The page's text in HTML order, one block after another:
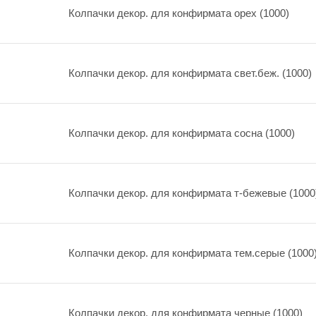
Колпачки декор. для конфирмата орех (1000)
Колпачки декор. для конфирмата свет.беж. (1000)
Колпачки декор. для конфирмата сосна (1000)
Колпачки декор. для конфирмата т-бежевые
Колпачки декор. для конфирмата тем.серые
Колпачки декор. для конфирмата черные (1000)